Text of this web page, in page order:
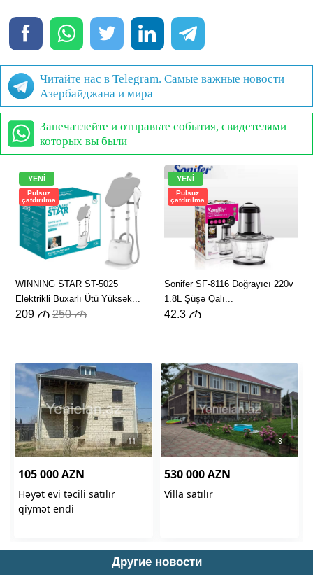
Читайте нас в Telegram. Самые важные новости
Азербайджана и мира
Запечатлейте и отправьте события, свидетелями
которых вы были
Другие новости